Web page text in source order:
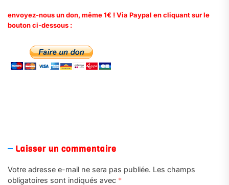
envoyez-nous un don, même 1€ ! Via Paypal en cliquant sur le
bouton ci-dessous :
Laisser un commentaire
Votre adresse e-mail ne sera pas publiée. Les champs
obligatoires sont indiqués avec *